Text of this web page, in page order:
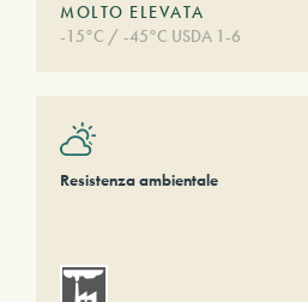
MOLTO ELEVATA
-15°C / -45°C USDA 1-6
Resistenza ambientale